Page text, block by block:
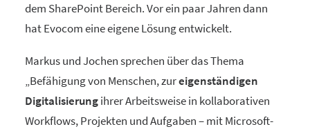
dem SharePoint Bereich. Vor ein paar Jahren dann
hat Evocom eine eigene Lösung entwickelt.
Markus und Jochen sprechen über das Thema
„Befähigung von Menschen, zureigenständigen
Digitalisierungihrer Arbeitsweise in kollaborativen
Workflows, Projekten und Aufgaben – mit Microsoft-